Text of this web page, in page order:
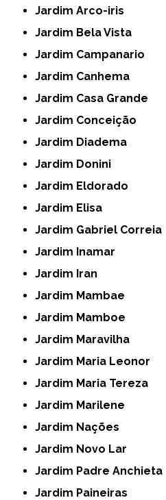
Jardim Arco-iris
Jardim Bela Vista
Jardim Campanario
Jardim Canhema
Jardim Casa Grande
Jardim Conceição
Jardim Diadema
Jardim Donini
Jardim Eldorado
Jardim Elisa
Jardim Gabriel Correia
Jardim Inamar
Jardim Iran
Jardim Mambae
Jardim Mamboe
Jardim Maravilha
Jardim Maria Leonor
Jardim Maria Tereza
Jardim Marilene
Jardim Nações
Jardim Novo Lar
Jardim Padre Anchieta
Jardim Paineiras